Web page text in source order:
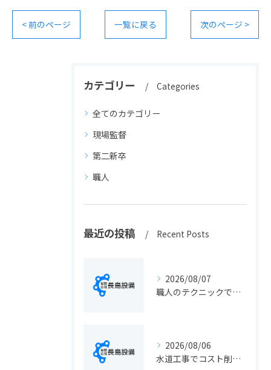
< 前のページ 一覧に戻る 次のページ >
カテゴリー Categories
全てのカテゴリー
現場監督
第二新卒
職人
最近の投稿 Recent Posts
2026/08/07
職人のテクニックで出会う静岡県静岡市の伝統工芸と学びの魅力徹底解説
2026/08/06
水道工事でコスト削減を実現する静岡県静岡市の手続きと費用見直しポイント